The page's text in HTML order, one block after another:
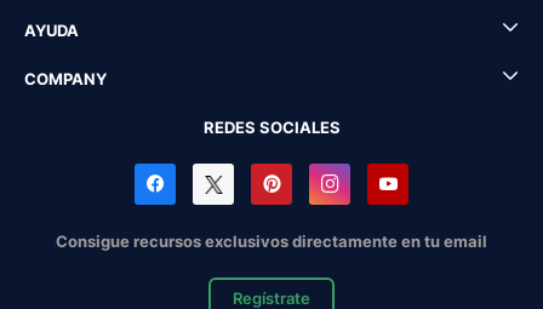
AYUDA
COMPANY
REDES SOCIALES
Consigue recursos exclusivos directamente en tu email
Regístrate